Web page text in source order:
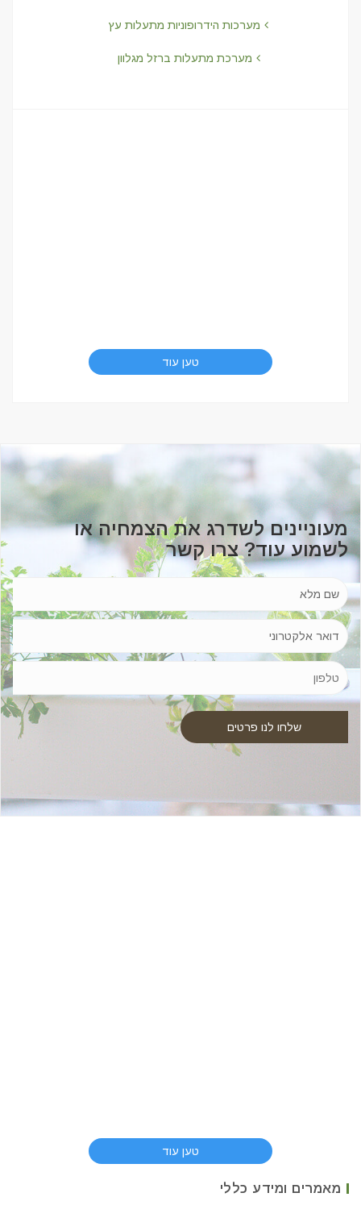
מערכות הידרופוניות מתעלות עץ
מערכת מתעלות ברזל מגלוון
טען עוד
מעוניינים לשדרג את הצמחיה או
לשמוע עוד? צרו קשר
טען עוד
מאמרים ומידע כללי